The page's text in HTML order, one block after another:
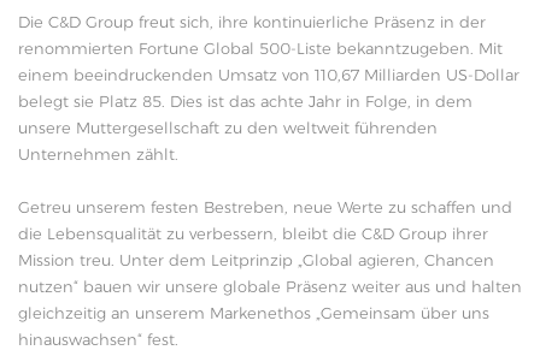
Die C&D Group freut sich, ihre kontinuierliche Präsenz in der
renommierten Fortune Global 500-Liste bekanntzugeben. Mit
einem beeindruckenden Umsatz von 110,67 Milliarden US-Dollar
belegt sie Platz 85. Dies ist das achte Jahr in Folge, in dem
unsere Muttergesellschaft zu den weltweit führenden
Unternehmen zählt.
Getreu unserem festen Bestreben, neue Werte zu schaffen und
die Lebensqualität zu verbessern, bleibt die C&D Group ihrer
Mission treu. Unter dem Leitprinzip „Global agieren, Chancen
nutzen“ bauen wir unsere globale Präsenz weiter aus und halten
gleichzeitig an unserem Markenethos „Gemeinsam über uns
hinauswachsen“ fest.